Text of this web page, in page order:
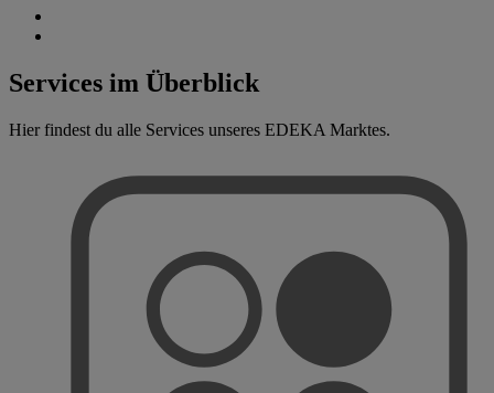
Services im Überblick
Hier findest du alle Services unseres EDEKA Marktes.